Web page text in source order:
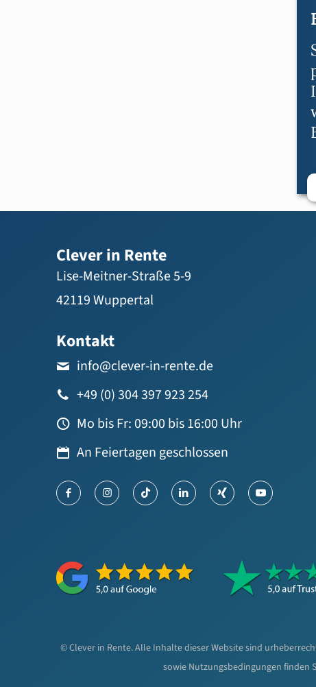
Clever in Rente
Lise-Meitner-Straße 5-9
42119 Wuppertal
Kontakt
info@clever-in-rente.de
+49 (0) 304 397 923 254
Mo bis Fr: 09:00 bis 16:00 Uhr
An Feiertagen geschlossen
© Clever in Rente. Alle Inhalte dieser Website sind
sowie Nutzungsbedingungen finden